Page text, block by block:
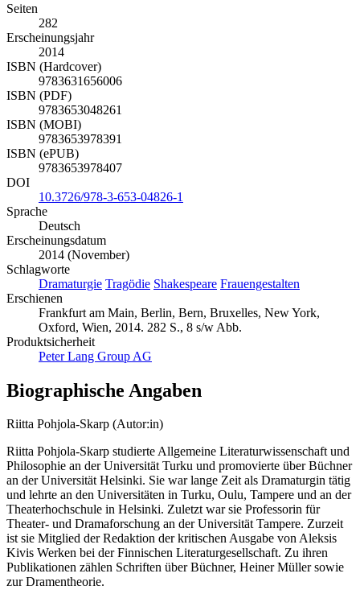
Seiten
282
Erscheinungsjahr
2014
ISBN (Hardcover)
9783631656006
ISBN (PDF)
9783653048261
ISBN (MOBI)
9783653978391
ISBN (ePUB)
9783653978407
DOI
10.3726/978-3-653-04826-1
Sprache
Deutsch
Erscheinungsdatum
2014 (November)
Schlagworte
Dramaturgie Tragödie Shakespeare Frauengestalten
Erschienen
Frankfurt am Main, Berlin, Bern, Bruxelles, New York,
Oxford, Wien, 2014. 282 S., 8 s/w Abb.
Produktsicherheit
Peter Lang Group AG
Biographische Angaben
Riitta Pohjola-Skarp (Autor:in)
Riitta Pohjola-Skarp studierte Allgemeine Literaturwissenschaft und
Philosophie an der Universität Turku und promovierte über Büchner
an der Universität Helsinki. Sie war lange Zeit als Dramaturgin tätig
und lehrte an den Universitäten in Turku, Oulu, Tampere und an der
Theaterhochschule in Helsinki. Zuletzt war sie Professorin für
Theater- und Dramaforschung an der Universität Tampere. Zurzeit
ist sie Mitglied der Redaktion der kritischen Ausgabe von Aleksis
Kivis Werken bei der Finnischen Literaturgesellschaft. Zu ihren
Publikationen zählen Schriften über Büchner, Heiner Müller sowie
zur Dramentheorie.